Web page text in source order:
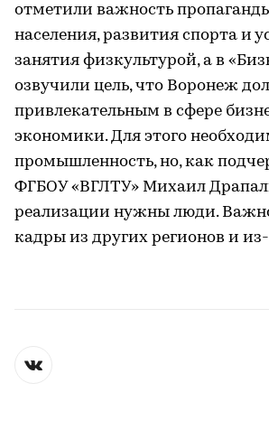
отметили важность
населения, развития спорта и
занятия физкультурой, а в
озвучили цель, что Воронеж
привлекательным в сфере
экономики. Для этого
промышленность, но, как
ФГБОУ «ВГЛТУ» Михаил
реализации нужны люди.
кадры из других регионов и